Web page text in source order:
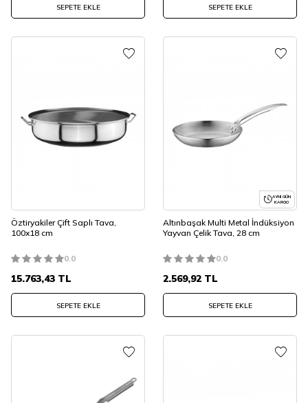
SEPETE EKLE SEPETE EKLE
Öztiryakiler Çift Saplı Tava,
100x18 cm
0.0
15.763,43 TL
SEPETE EKLE
AYNI GÜN
KARGO
Altınbaşak Multi Metal İndüksiyon
Yayvan Çelik Tava, 28 cm
0.0
2.569,92 TL
SEPETE EKLE